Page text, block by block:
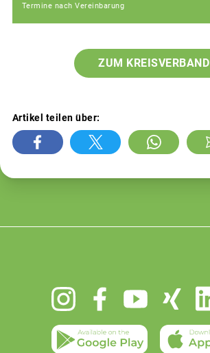
Termine nach Vereinbarung
ZUM KREISVERBAND
Artikel teilen über: